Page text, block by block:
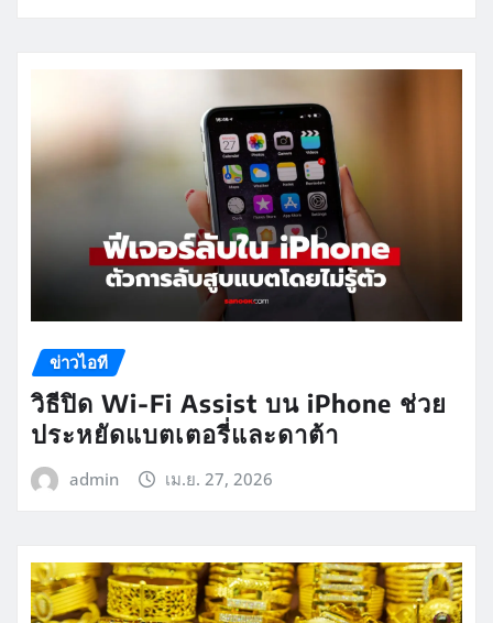
ข่าวไอที
วิธีปิด Wi-Fi Assist บน iPhone ช่วย
ประหยัดแบตเตอรี่และดาต้า
admin เม.ย. 27, 2026